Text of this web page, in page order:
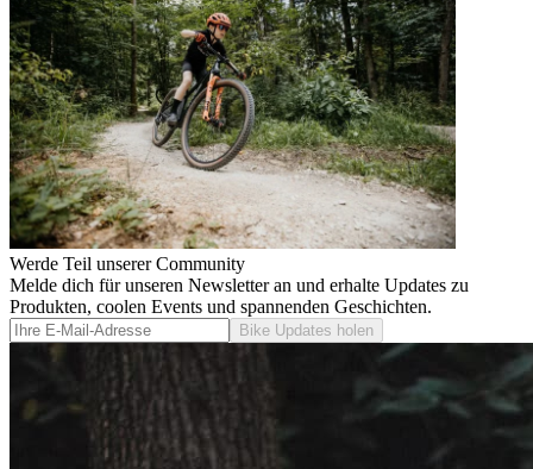
Werde Teil unserer Community
Melde dich für unseren Newsletter an und erhalte Updates zu
Produkten, coolen Events und spannenden Geschichten.
Bike Updates holen